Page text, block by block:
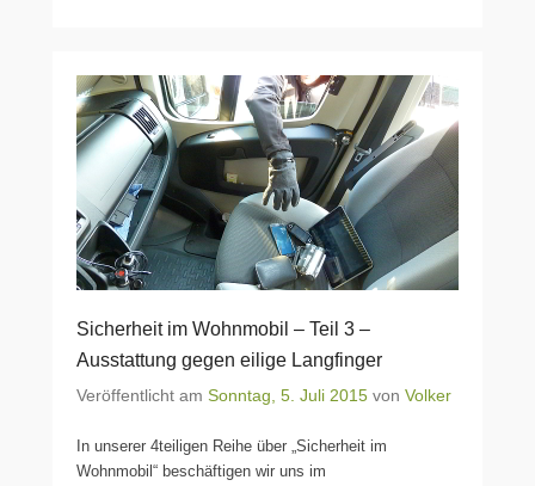
Sicherheit im Wohnmobil – Teil 3 –
Ausstattung gegen eilige Langfinger
Veröffentlicht am Sonntag, 5. Juli 2015 von Volker
In unserer 4teiligen Reihe über „Sicherheit im
Wohnmobil“ beschäftigen wir uns im